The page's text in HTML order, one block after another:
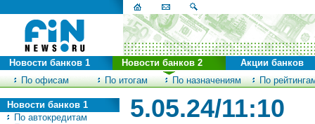
По офисам По итогам По назначениям По
Новости банков 1 Новости банков 2 Акции банков
Новости банков 1
По автокредитам
5.05.24/11:10